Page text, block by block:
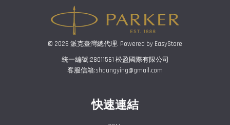
© 2026 派克臺灣總代理. Powered by EasyStore
統一編號:28011561 松盈國際有限公司
客服信箱:shaungying@gmail.com
快速連結